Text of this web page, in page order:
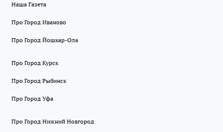
Наша Газета
Про Город Иваново
Про Город Йошкар-Ола
Про Город Курск
Про Город Рыбинск
Про Город Уфа
Про Город Нижний Новгород